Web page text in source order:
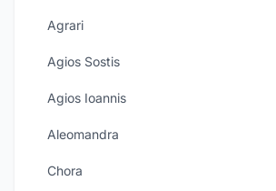
Agrari
Agios Sostis
Agios Ioannis
Aleomandra
Chora